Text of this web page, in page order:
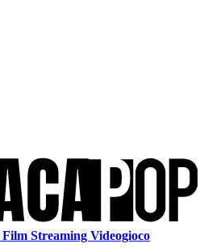
Film Streaming Videogioco